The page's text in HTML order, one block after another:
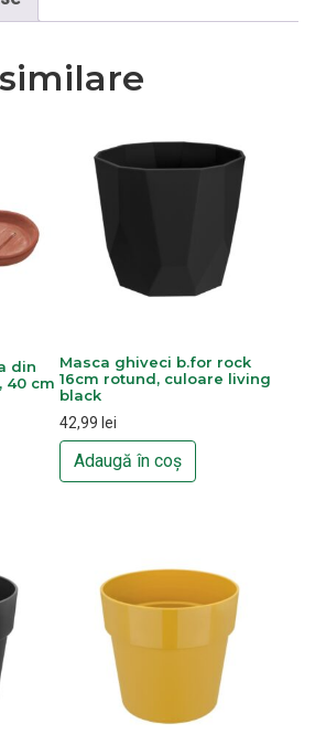
din
40 cm
Masca ghiveci b.for rock
16cm rotund, culoare living
black
42,99 lei
Adaugă în coș